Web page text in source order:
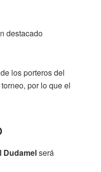
destacado
los porteros del
por lo que el
Dudamelserá